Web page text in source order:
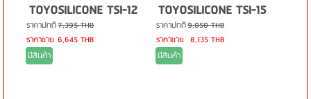
TOYOSILICONE TSI-12
ราคาปกติ7,395 THB
ราคาขาย 6,645 THB
มีสินค้า
TOYOSILICONE TSI-15
ราคาปกติ9,050 THB
ราคาขาย 8,135 THB
มีสินค้า